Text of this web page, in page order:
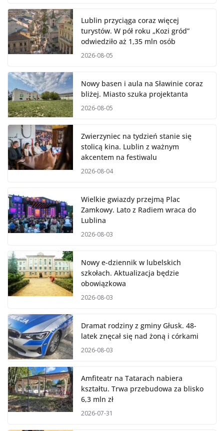
Lublin przyciąga coraz więcej
turystów. W pół roku „Kozi gród”
odwiedziło aż 1,35 mln osób
2026-08-05
Nowy basen i aula na Sławinie coraz
bliżej. Miasto szuka projektanta
2026-08-05
Zwierzyniec na tydzień stanie się
stolicą kina. Lublin z ważnym
akcentem na festiwalu
2026-08-04
Wielkie gwiazdy przejmą Plac
Zamkowy. Lato z Radiem wraca do
Lublina
2026-08-03
Nowy e-dziennik w lubelskich
szkołach. Aktualizacja będzie
obowiązkowa
2026-08-03
Dramat rodziny z gminy Głusk. 48-
latek znęcał się nad żoną i córkami
2026-08-03
Amfiteatr na Tatarach nabiera
kształtu. Trwa przebudowa za blisko
6,3 mln zł
2026-07-31